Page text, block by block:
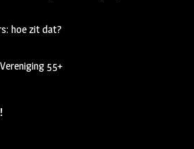
hoe zit dat?
55+